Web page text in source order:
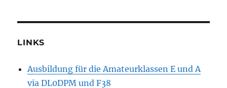
LINKS
Ausbildung für die Amateurklassen E und A
via DL0DPM und F38